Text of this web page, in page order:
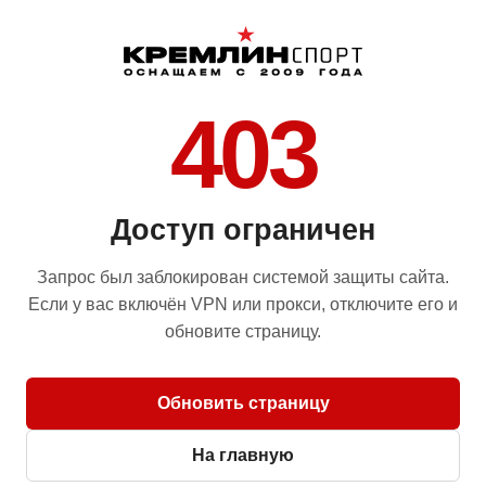
403
Доступ ограничен
Запрос был заблокирован системой защиты сайта.
Если у вас включён VPN или прокси, отключите его и
обновите страницу.
Обновить страницу
На главную